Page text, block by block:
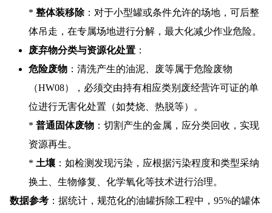
*整体装移除：对于小型罐或条件允许的场地，可后整
体吊走，在专属场地进行分解，最大化减少作业危险。
废弃物分类与资源化处置 ：
危险废物 ：清洗产生的油泥、废等属于危险废物
（HW08），必须交由持有相应类别废经营许可证的单
位进行无害化处置（如焚烧、热脱等）。
*普通固体废物 ：切割产生的金属，应分类回收，实现
资源再生。
* 土壤 ：如检测发现污染，应根据污染程度和类型采纳
换土、生物修复、化学氧化等技术进行治理。
数据参考：据统计，规范化的油罐拆除工程中，95%的罐体